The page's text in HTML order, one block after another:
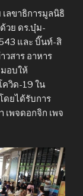
เลขาธิการมูลนิธิ
วย ดร.บุ๋ม-
และ บิ๊นท์-สิ
วสาร อาหาร
อบให้
วิด-19 ใน
ดยได้รับการ
พจดอกจิก เพจ